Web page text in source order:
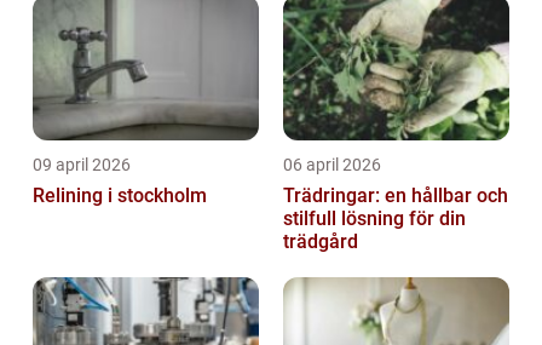
09 april 2026
Relining i stockholm
06 april 2026
Trädringar: en hållbar och
stilfull lösning för din
trädgård